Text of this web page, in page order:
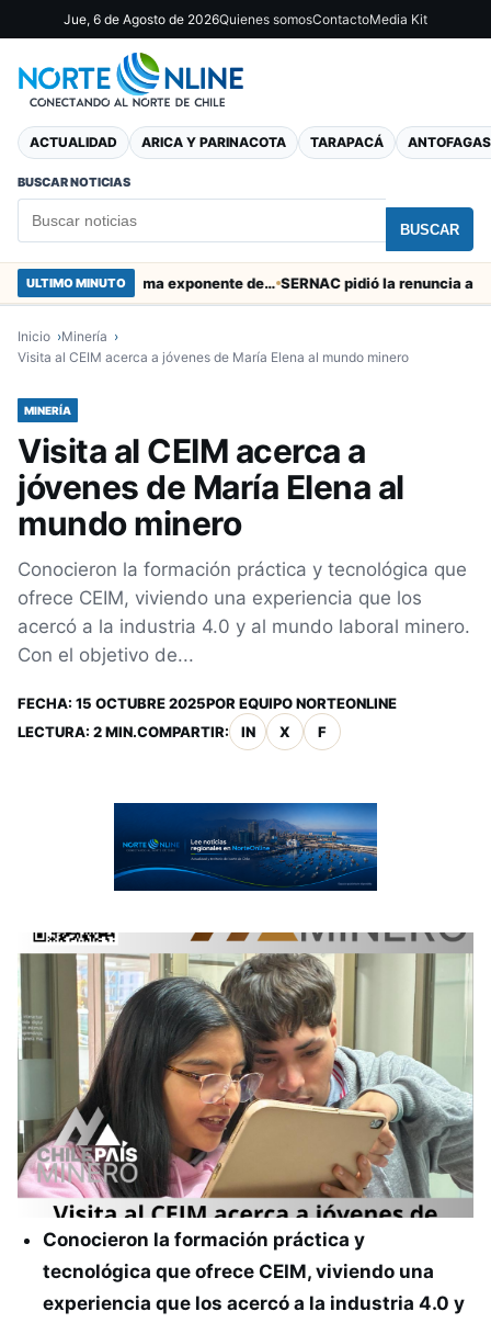
Jue, 6 de Agosto de 2026Quienes somosContactoMedia Kit
ACTUALIDAD ARICA Y PARINACOTA TARAPACÁ
BUSCAR NOTICIAS
BUSCAR
ULTIMO MINUTO Murió tacneña Charito Mistral máxima exponente de la música criolla durante 50 años
Inicio
Minería
Visita al CEIM acerca a jóvenes de María Elena al mundo minero
MINERÍA
Visita al CEIM acerca a
jóvenes de María Elena al
mundo minero
Conocieron la formación práctica y tecnológica que
ofrece CEIM, viviendo una experiencia que los
acercó a la industria 4.0 y al mundo laboral minero.
Con el objetivo de...
FECHA: 15 OCTUBRE 2025POR EQUIPO NORTEONLINE
LECTURA: 2 MIN.COMPARTIR: IN X F
Conocieron la formación práctica y
tecnológica que ofrece CEIM, viviendo una
experiencia que los acercó a la industria 4.0 y